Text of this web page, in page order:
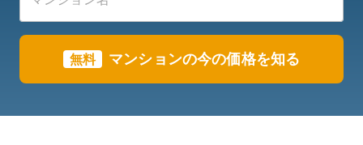
無料 マンションの今の価格を知る